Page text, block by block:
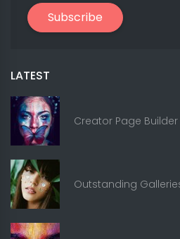
Subscribe
LATEST
Creator Page Builder
Outstanding